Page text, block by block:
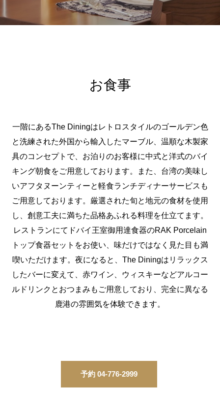
お食事
一階にあるThe Diningはレトロスタイルのゴールデン色
と洗練された外国から輸入したマーブル、温順な木製家
具のコンセプトで、お泊りのお客様に中式と洋式のバイ
キング朝食をご用意しております。また、台湾の美味し
いアフタヌーンティーと軽食ランチディナーサービスも
ご用意しております。厳選された旬と地元の食材を使用
し、創意工夫に満ちた品格あふれる料理を仕立てます。
レストランにてドバイ王室御用達食器のRAK Porcelain
トップ食器セットをお使い、味だけではなく見た目も満
喫いただけます。夜になると、The Diningはリラックス
したバーに変えて、赤ワイン、ウィスキーなどアルコー
ルドリンクとおつまみもご用意しており、完全に異なる
鹿港の雰囲気を体験できます。
予約 04-776-2999